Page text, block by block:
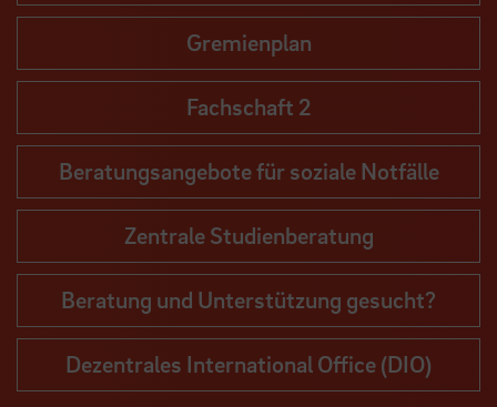
Gremienplan
Fachschaft 2
Beratungsangebote für soziale Notfälle
Zentrale Studienberatung
Beratung und Unterstützung gesucht?
Dezentrales International Office (DIO)